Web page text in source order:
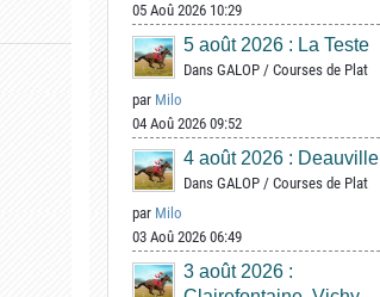
05 Aoû 2026 10:29
5 août 2026 : La Teste
Dans GALOP / Courses de Plat
par Milo
04 Aoû 2026 09:52
4 août 2026 : Deauville
Dans GALOP / Courses de Plat
par Milo
03 Aoû 2026 06:49
3 août 2026 :